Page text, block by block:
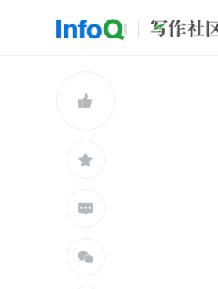
前端



